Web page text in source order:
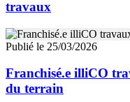
travaux
Publié le 25/03/2026
Franchisé.e illiCO
du terrain